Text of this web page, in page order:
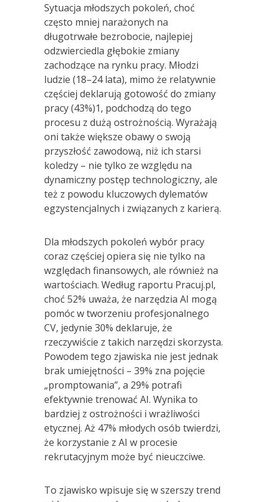
Sytuacja młodszych pokoleń, choć
często mniej narażonych na
długotrwałe bezrobocie, najlepiej
odzwierciedla głębokie zmiany
zachodzące na rynku pracy. Młodzi
ludzie (18–24 lata), mimo że relatywnie
częściej deklarują gotowość do zmiany
pracy (43%)1, podchodzą do tego
procesu z dużą ostrożnością. Wyrażają
oni także większe obawy o swoją
przyszłość zawodową, niż ich starsi
koledzy – nie tylko ze względu na
dynamiczny postęp technologiczny, ale
też z powodu kluczowych dylematów
egzystencjalnych i związanych z karierą.
Dla młodszych pokoleń wybór pracy
coraz częściej opiera się nie tylko na
względach finansowych, ale również na
wartościach. Według raportu Pracuj.pl,
choć 52% uważa, że narzędzia AI mogą
pomóc w tworzeniu profesjonalnego
CV, jedynie 30% deklaruje, że
rzeczywiście z takich narzędzi skorzysta.
Powodem tego zjawiska nie jest jednak
brak umiejętności – 39% zna pojęcie
„promptowania”, a 29% potrafi
efektywnie trenować AI. Wynika to
bardziej z ostrożności i wrażliwości
etycznej. Aż 47% młodych osób twierdzi,
że korzystanie z AI w procesie
rekrutacyjnym może być nieuczciwe.
To zjawisko wpisuje się w szerszy trend